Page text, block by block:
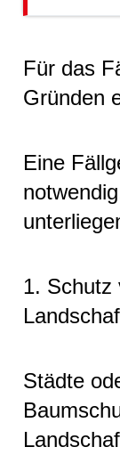
Für das
Gründen
Eine
1. Schutz
Städte